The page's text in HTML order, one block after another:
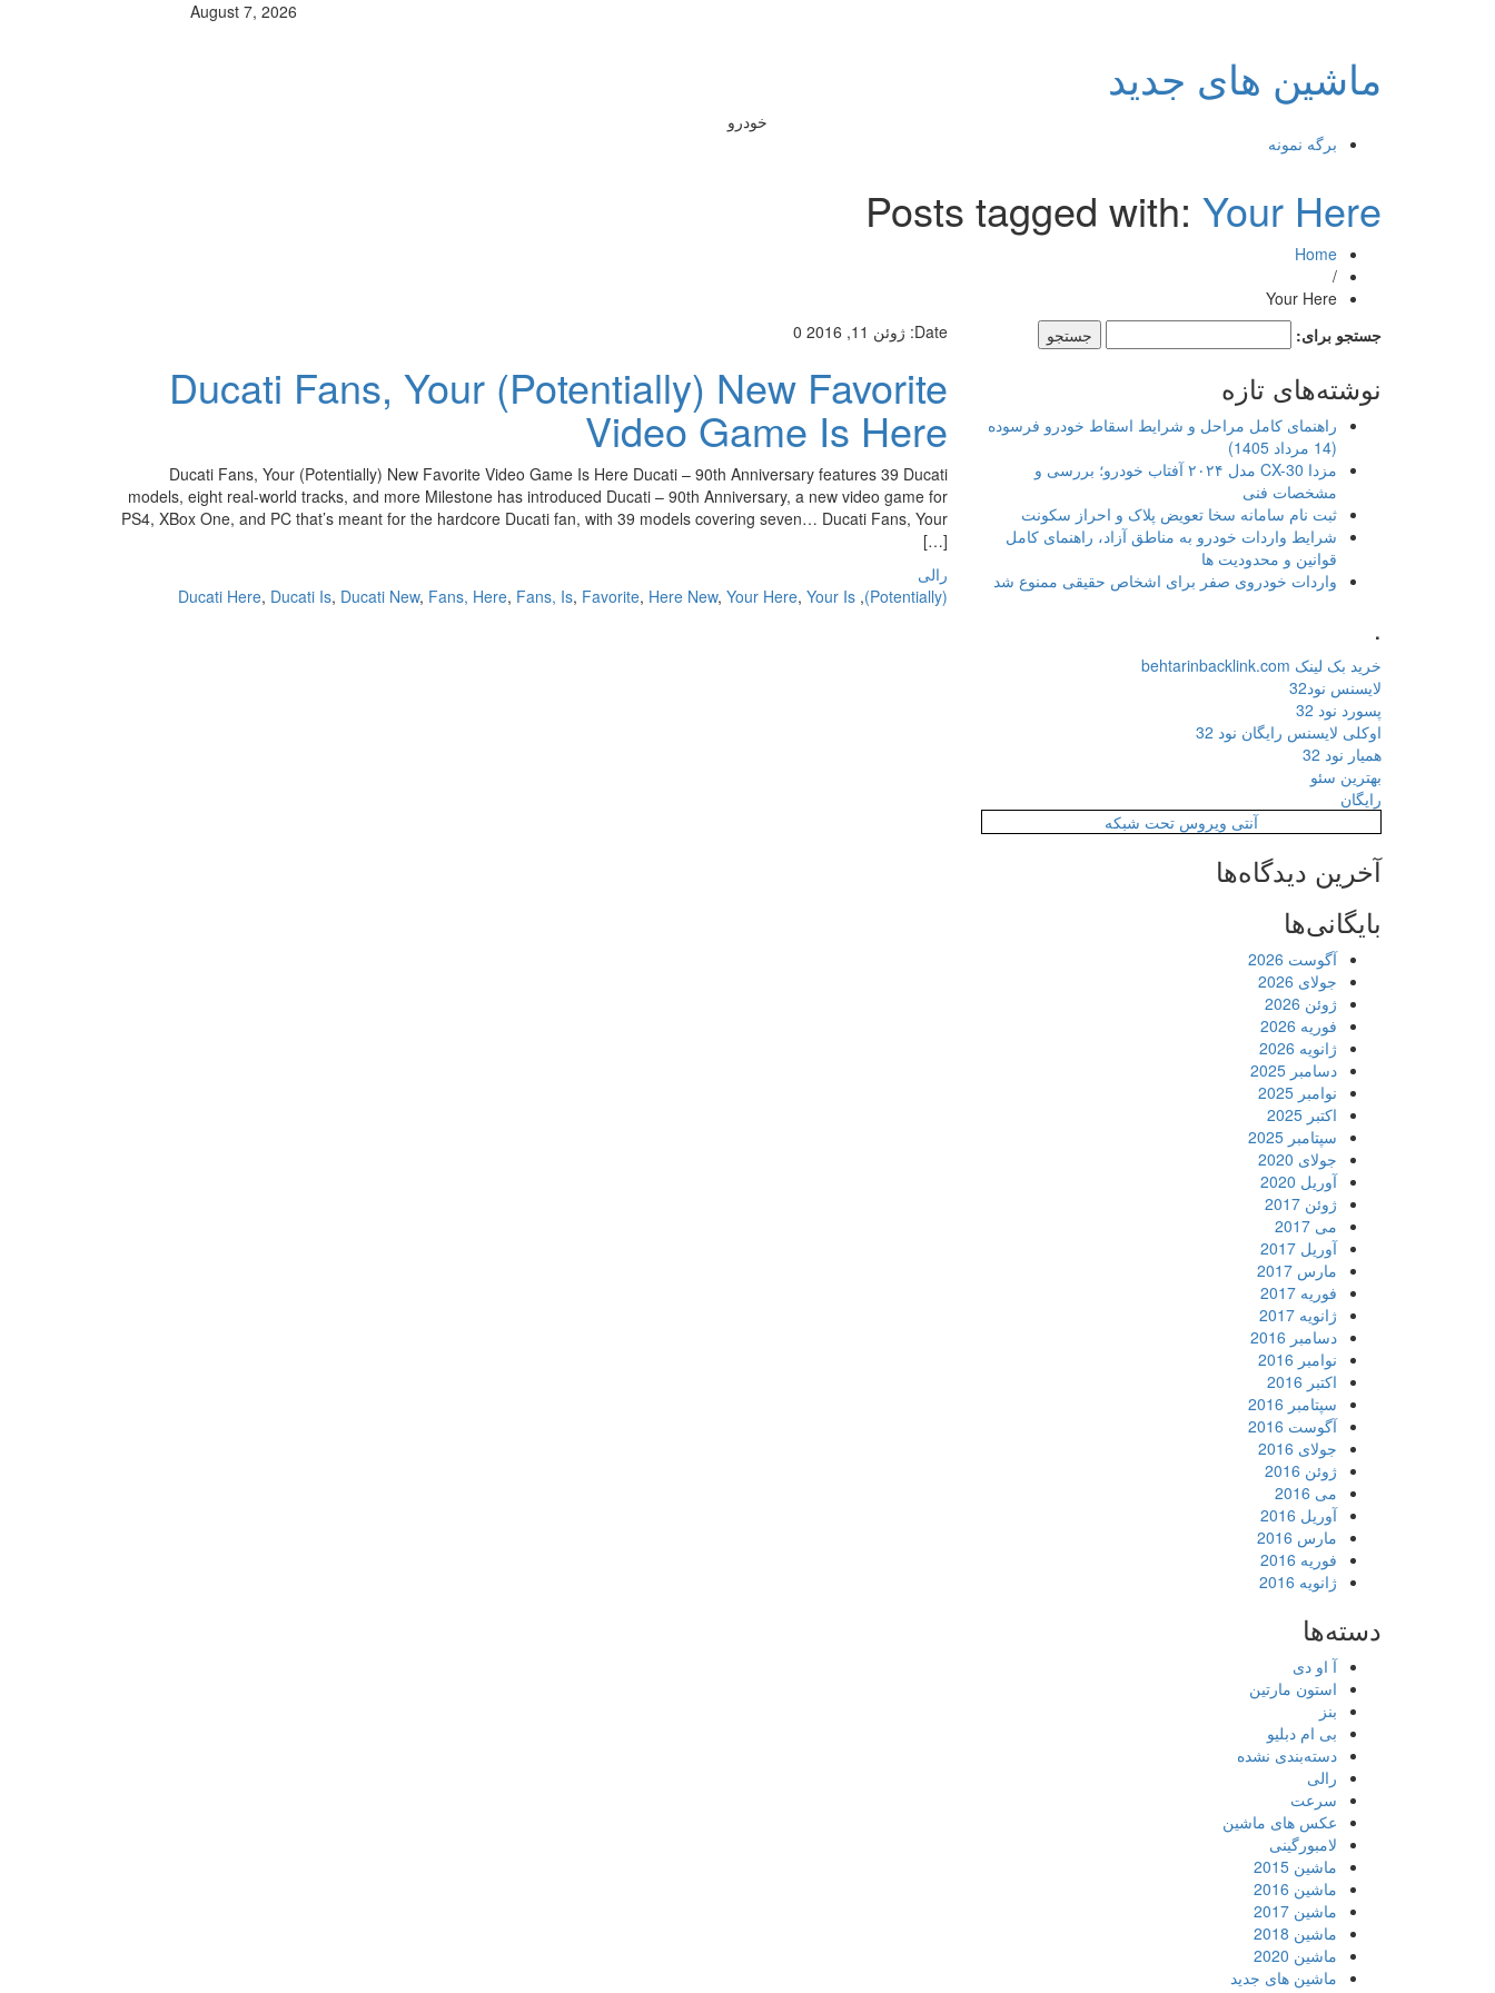
August 7, 2026
ماشین های جدید
خودرو
برگه نمونه
Posts tagged with: Your Here
Home
/
Your Here
Date: ژوئن 11, 2016 0
Ducati Fans, Your (Potentially) New Favorite
Video Game Is Here
Ducati Fans, Your (Potentially) New Favorite Video Game Is Here Ducati – 90th Anniversary features 39 Ducati
models, eight real-world tracks, and more Milestone has introduced Ducati – 90th Anniversary, a new video game for
PS4, XBox One, and PC that’s meant for the hardcore Ducati fan, with 39 models covering seven… Ducati Fans, Your
[…]
رالی
(Potentially)
,
Ducati Here, Ducati Is, Ducati New, Fans, Here, Fans, Is, Favorite, Here New, Your Here, Your Is
جستجو برای:
نوشته‌های تازه
راهنمای کامل مراحل و شرایط اسقاط خودرو فرسوده
(14 مرداد 1405)
مزدا CX-30 مدل ۲۰۲۴ آفتاب خودرو؛ بررسی و
مشخصات فنی
ثبت نام سامانه سخا تعویض پلاک و احراز سکونت
شرایط واردات خودرو به مناطق آزاد، راهنمای کامل
قوانین و محدودیت ها
واردات خودروی صفر برای اشخاص حقیقی ممنوع شد
.
خرید بک لینک behtarinbacklink.com
لایسنس نود32
پسورد نود 32
اوکلی لایسنس رایگان نود 32
همیار نود 32
بهترین سئو
رایگان
آنتی ویروس تحت شبکه
آخرین دیدگاه‌ها
بایگانی‌ها
آگوست 2026
جولای 2026
ژوئن 2026
فوریه 2026
ژانویه 2026
دسامبر 2025
نوامبر 2025
اکتبر 2025
سپتامبر 2025
جولای 2020
آوریل 2020
ژوئن 2017
می 2017
آوریل 2017
مارس 2017
فوریه 2017
ژانویه 2017
دسامبر 2016
نوامبر 2016
اکتبر 2016
سپتامبر 2016
آگوست 2016
جولای 2016
ژوئن 2016
می 2016
آوریل 2016
مارس 2016
فوریه 2016
ژانویه 2016
دسته‌ها
آ او دی
استون مارتین
بنز
بی ام دبلیو
دسته‌بندی نشده
رالی
سرعت
عکس های ماشین
لامبورگینی
ماشین 2015
ماشین 2016
ماشین 2017
ماشین 2018
ماشین 2020
ماشین های جدید